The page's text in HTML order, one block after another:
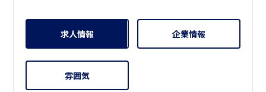
求人情報 企業情報
雰囲気